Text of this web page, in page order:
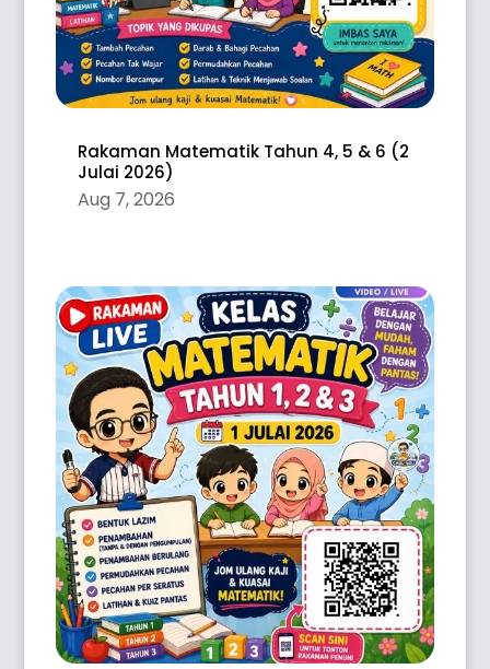
Rakaman Matematik Tahun 4, 5 & 6 (2
Julai 2026)
Aug 7, 2026